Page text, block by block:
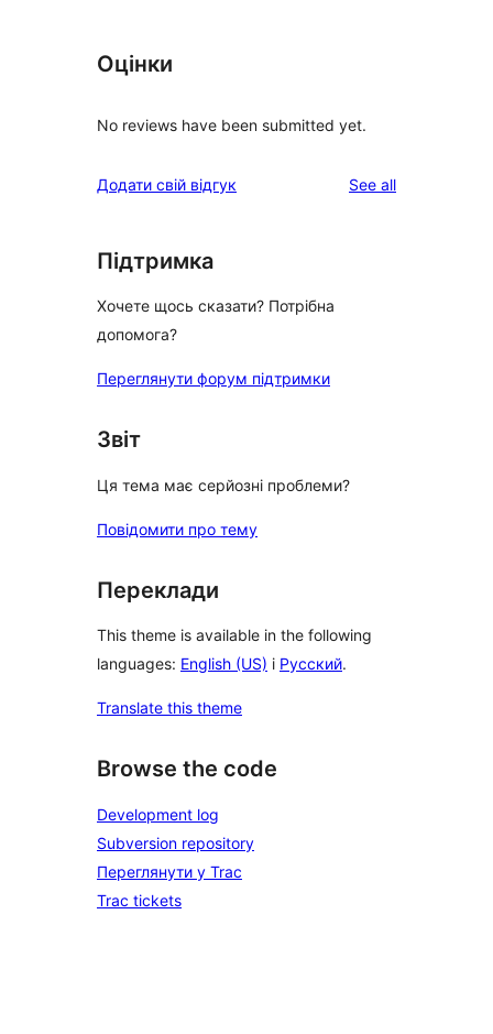
Оцінки
No reviews have been submitted yet.
Додати свій відгук See allreviews
Підтримка
Хочете щось сказати? Потрібна
допомога?
Переглянути форум підтримки
Звіт
Ця тема має серйозні проблеми?
Повідомити про тему
Переклади
This theme is available in the following
languages: English (US) і Русский.
Translate this theme
Browse the code
Development log
Subversion repository
Переглянути у Trac
Trac tickets